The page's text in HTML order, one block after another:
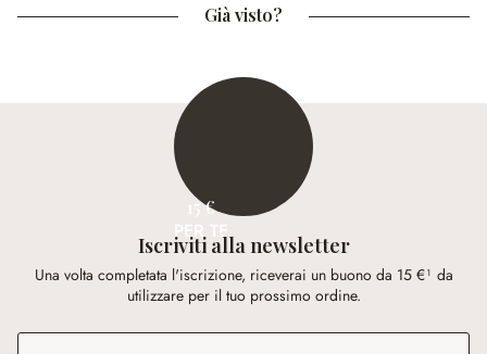
Già visto?
15 €
PER TE
Iscriviti alla newsletter
Una volta completata l'iscrizione, riceverai un buono da 15 €¹ da
utilizzare per il tuo prossimo ordine.
Indirizzo e-mail